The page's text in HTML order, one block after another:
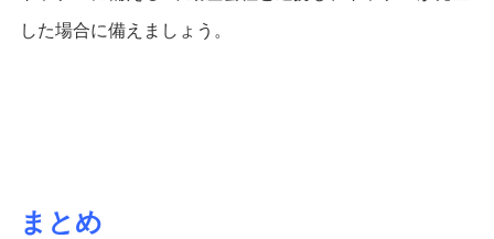
した場合に備えましょう。
まとめ